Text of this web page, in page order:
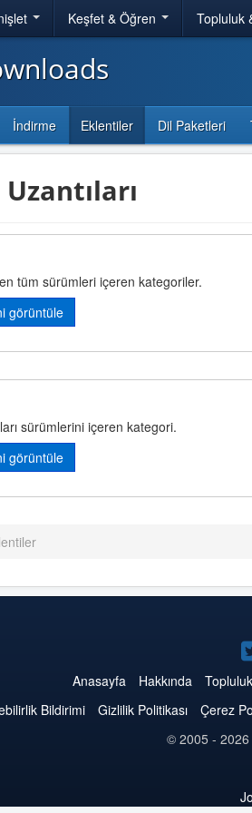
Keşfet & Öğren Topluluk
İndirme Eklentiler Dil Paketleri
tüm sürümleri içeren kategoriler.
görüntüle
sürümlerini içeren kategori.
görüntüle
Anasayfa Hakkında Topluluk
Bildirimi
Gizlilik Politikası Çerez
© 2005 - 2026